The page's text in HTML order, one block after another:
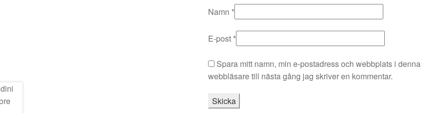
Namn *
E-post *
Spara mitt namn, min e-postadress och webbplats i denna
webbläsare till nästa gång jag skriver en kommentar.